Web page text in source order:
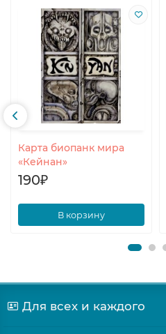
Карта биопанк мира
«Кейнан»
190₽
В корзину
Для всех и каждого